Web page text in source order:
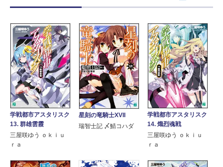
学戦都市アスタリスク
13. 群雄雲霞
三屋咲ゆう ｏｋｉｕ
ｒａ
星刻の竜騎士XVII
瑞智士記 〆鯖コハダ
学戦都市アスタリスク
14. 熾烈魂戦
三屋咲ゆう ｏｋｉｕ
ｒａ